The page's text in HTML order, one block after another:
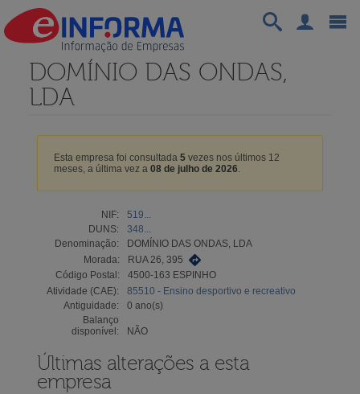
DOMÍNIO DAS ONDAS,
LDA
Esta empresa foi consultada 5vezes nos últimos 12
meses, a última vez a 08 de julho de 2026.
NIF:
519...
DUNS:
348...
Denominação:
DOMÍNIO DAS ONDAS, LDA
Morada:
RUA 26, 395
Código Postal:
4500-163 ESPINHO
Atividade (CAE):
85510 - Ensino desportivo e recreativo
Antiguidade:
0 ano(s)
Balanço
disponível:
NÃO
Últimas alterações a esta
empresa